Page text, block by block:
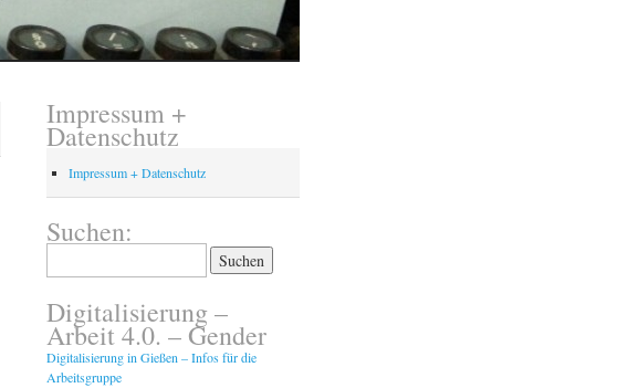
Impressum +
Datenschutz
Impressum + Datenschutz
Suchen:
nach:
Digitalisierung –
Arbeit 4.0. – Gender
Digitalisierung in Gießen – Infos für die
Arbeitsgruppe